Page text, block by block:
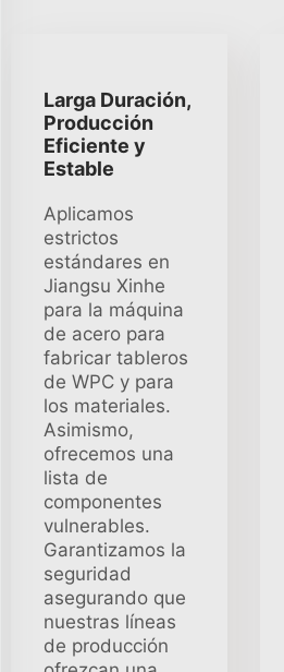
Larga Duración,
Producción
Eficiente y
Estable
Aplicamos
estrictos
estándares en
Jiangsu Xinhe
para la máquina
de acero para
fabricar tableros
de WPC y para
los materiales.
Asimismo,
ofrecemos una
lista de
componentes
vulnerables.
Garantizamos la
seguridad
asegurando que
nuestras líneas
de producción